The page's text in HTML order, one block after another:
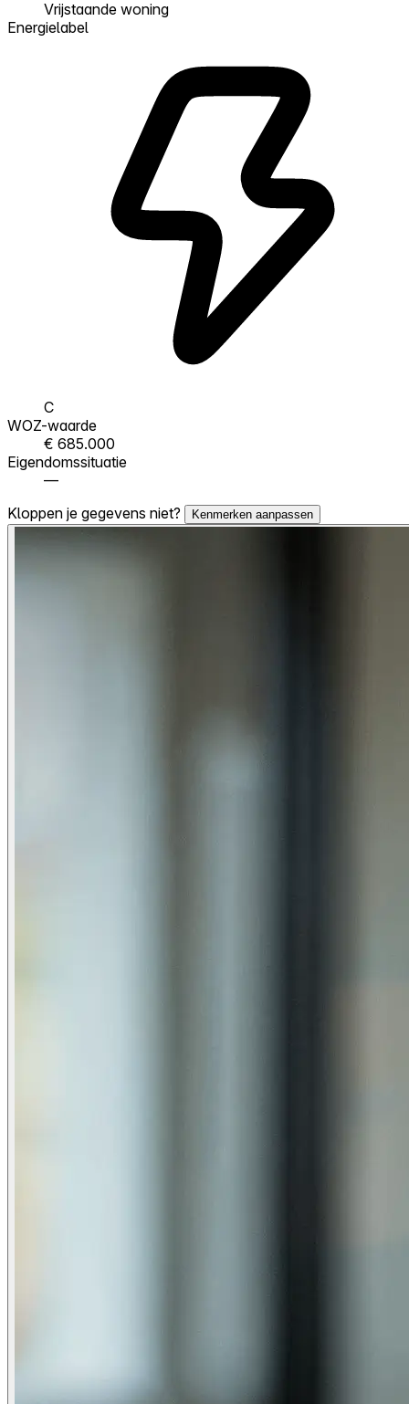
Vrijstaande woning
Energielabel
C
WOZ-waarde
€ 685.000
Eigendomssituatie
—
Kloppen je gegevens niet?
Kenmerken aanpassen